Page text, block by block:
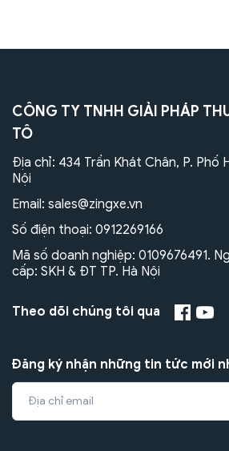
CÔNG TY TNHH GIẢI PHÁP
TÔ
Địa chỉ: 434 Trần Khát Chân, P. Phố
Nội
Email: sales@zingxe.vn
Số điện thoại: 0912269166
Mã số doanh nghiệp: 0109676491.
cấp: SKH & ĐT TP. Hà Nội
Theo dõi chúng tôi qua
Đăng ký nhận những tin tức mới